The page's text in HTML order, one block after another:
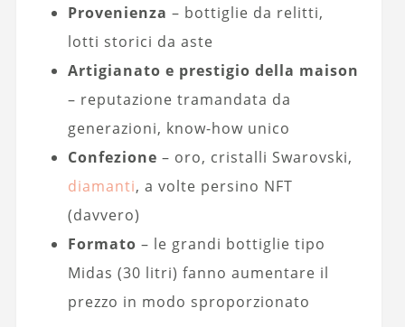
Provenienza – bottiglie da relitti,
lotti storici da aste
Artigianato e prestigio della maison
– reputazione tramandata da
generazioni, know-how unico
Confezione – oro, cristalli Swarovski,
diamanti, a volte persino NFT
(davvero)
Formato – le grandi bottiglie tipo
Midas (30 litri) fanno aumentare il
prezzo in modo sproporzionato